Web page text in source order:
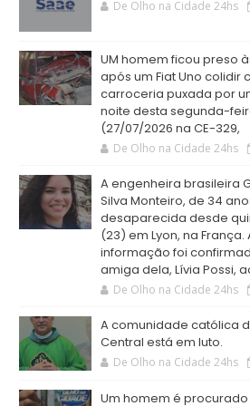
De Olho na Cidade 24hs
UM homem ficou preso
após um Fiat Uno colidir
carroceria puxada por
noite desta segunda-
(27/07/2026 na CE-329,
De Olho na Cidade 24hs
A engenheira brasileira
Silva Monteiro, de 34
desaparecida desde
(23) em Lyon, na França.
informação foi
amiga dela, Lívia Possi,
De Olho na Cidade 24hs
A comunidade católica
Central está em luto.
De Olho na Cidade 24hs
Um homem é